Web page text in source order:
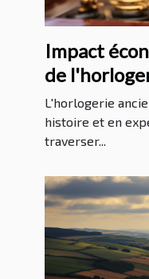
Impact
de
L'horlogerie
histoire et en
traverser...